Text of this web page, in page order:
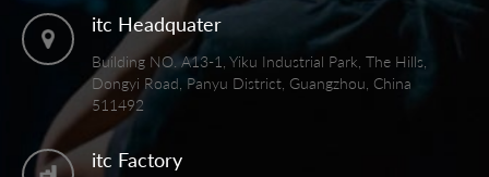
itc Headquater
Building NO. A13-1, Yiku Industrial Park, The Hills,
Dongyi Road, Panyu District, Guangzhou, China
511492
itc Factory